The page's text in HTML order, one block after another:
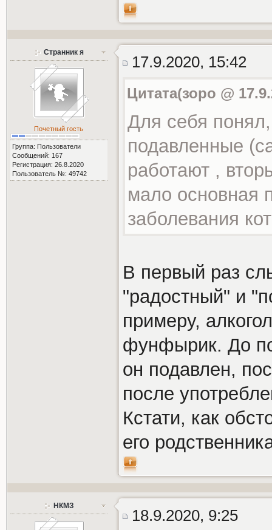
Странник я
Почетный гость
Группа: Пользователи
Сообщений: 167
Регистрация: 26.8.2020
Пользователь №: 49742
17.9.2020, 15:42
Цитата(зоро @
Для себя
подавленные
работают ,
мало основная
заболевания
В первый раз
"радостный" и
примеру,
фунфырик. До
он подавлен,
после
Кстати, как
его
НКМЗ
18.9.2020, 9:25